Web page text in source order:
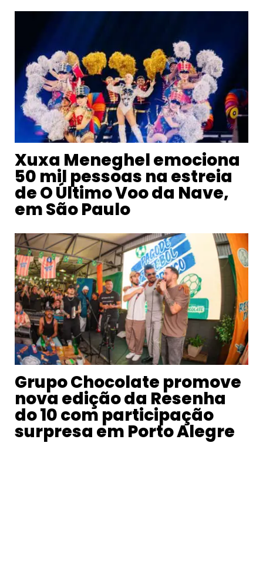
Xuxa Meneghel emociona
50 mil pessoas na estreia
de O Último Voo da Nave,
em São Paulo
Grupo Chocolate promove
nova edição da Resenha
do 10 com participação
surpresa em Porto Alegre